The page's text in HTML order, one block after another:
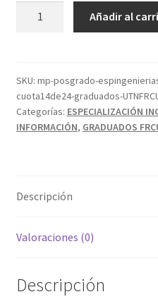
Sistemas
de
Información
-
Cuota
de
Junio'25
Añadir al
SKU: mp-posgrado-
cuota14de24-graduados-
Categorías: ESPECIALIZACIÓN
INFORMACIÓN, GRADUADOS
Descripción
Valoraciones (0)
Descripción